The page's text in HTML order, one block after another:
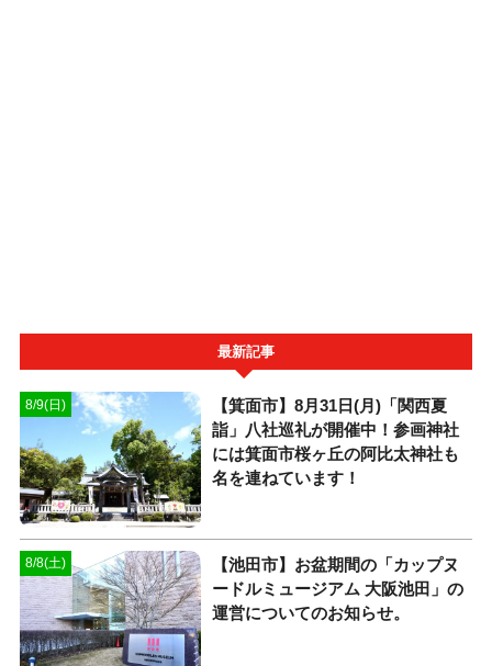
最新記事
8/9(日)
【箕面市】8月31日(月)「関西夏
詣」八社巡礼が開催中！参画神社
には箕面市桜ヶ丘の阿比太神社も
名を連ねています！
8/8(土)
【池田市】お盆期間の「カップヌ
ードルミュージアム 大阪池田」の
運営についてのお知らせ。